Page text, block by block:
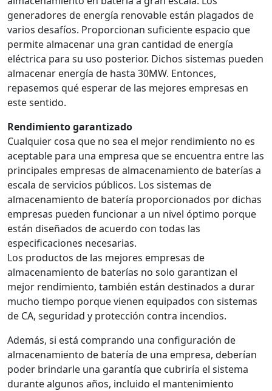
generadores de energía renovable están plagados de
varios desafíos. Proporcionan suficiente espacio que
permite almacenar una gran cantidad de energía
eléctrica para su uso posterior. Dichos sistemas pueden
almacenar energía de hasta 30MW. Entonces,
repasemos qué esperar de las mejores empresas en
este sentido.
Rendimiento garantizado
Cualquier cosa que no sea el mejor rendimiento no es
aceptable para una empresa que se encuentra entre las
principales empresas de almacenamiento de baterías a
escala de servicios públicos. Los sistemas de
almacenamiento de batería proporcionados por dichas
empresas pueden funcionar a un nivel óptimo porque
están diseñados de acuerdo con todas las
especificaciones necesarias.
Los productos de las mejores empresas de
almacenamiento de baterías no solo garantizan el
mejor rendimiento, también están destinados a durar
mucho tiempo porque vienen equipados con sistemas
de CA, seguridad y protección contra incendios.
Además, si está comprando una configuración de
almacenamiento de batería de una empresa, deberían
poder brindarle una garantía que cubriría el sistema
durante algunos años, incluido el mantenimiento